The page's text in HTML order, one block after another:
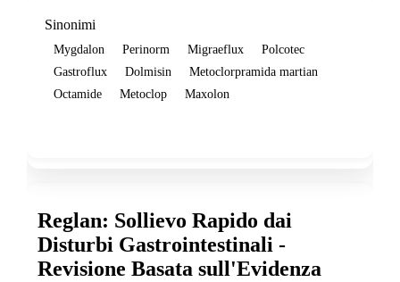
Sinonimi
Mygdalon Perinorm Migraeflux
Polcotec
Gastroflux
Dolmisin
Metoclorpramida martian
Octamide
Metoclop Maxolon
Reglan: Sollievo Rapido dai
Disturbi Gastrointestinali -
Revisione Basata sull'Evidenza